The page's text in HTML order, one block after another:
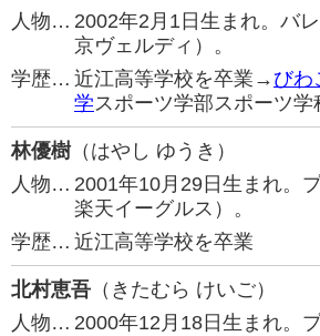
人物… 2002年2月1日生まれ。バ
京ヴェルディ）。
学歴… 近江高等学校を卒業→ びわ
学スポーツ学部スポーツ学
林優樹（はやし ゆうき）
人物… 2001年10月29日生まれ。
楽天イーグルス）。
学歴… 近江高等学校を卒業
北村恵吾 （きたむら けいご）
人物… 2000年12月18日生まれ。